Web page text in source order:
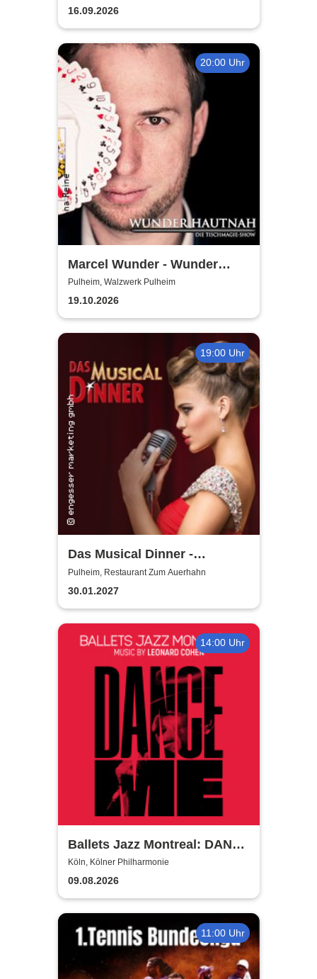
16.09.2026
20:00 Uhr
Marcel Wunder - Wunder
Hautnah Tischmagieshow
Zaubershow
Pulheim, Walzwerk Pulheim
19.10.2026
19:00 Uhr
Das Musical Dinner -
Kulinarischer Genuss und
garantierte Unterhaltung
Pulheim, Restaurant Zum Auerhahn
30.01.2027
14:00 Uhr
Ballets Jazz Montreal: DANCE
ME
Köln, Kölner Philharmonie
09.08.2026
11:00 Uhr